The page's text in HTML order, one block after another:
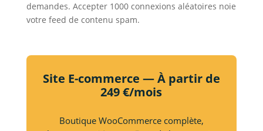
demandes. Accepter 1000 connexions aléatoires noie
votre feed de contenu spam.
Site E-commerce — À partir de
249 €/mois
Boutique WooCommerce complète,